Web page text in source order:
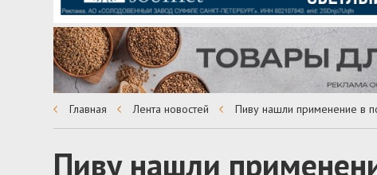
Главная Лента новостей
Пиву нашли